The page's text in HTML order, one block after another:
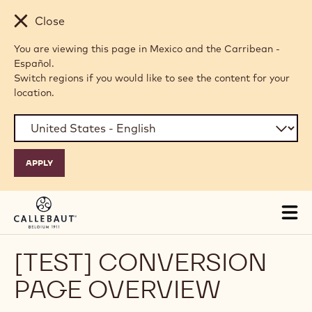
Skip to main content
Close
You are viewing this page in Mexico and the Carribean -
Español.
Switch regions if you would like to see the content for your
location.
[TEST] CONVERSION
PAGE OVERVIEW